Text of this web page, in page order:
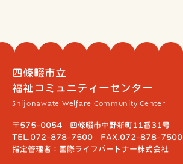
四條畷市立
福祉コミュニティーセンター
Shijonawate Welfare Community Center
〒575-0054 四條畷市中野新町11番31号
TEL.072-878-7500 FAX.072-878-7500
指定管理者：国際ライフパートナー株式会社